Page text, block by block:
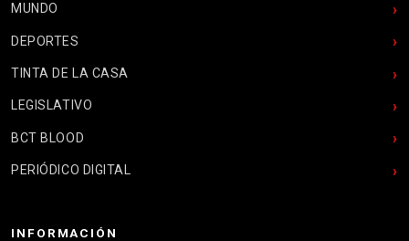
MUNDO
DEPORTES
TINTA DE LA CASA
LEGISLATIVO
BCT BLOOD
PERIÓDICO DIGITAL
INFORMACIÓN